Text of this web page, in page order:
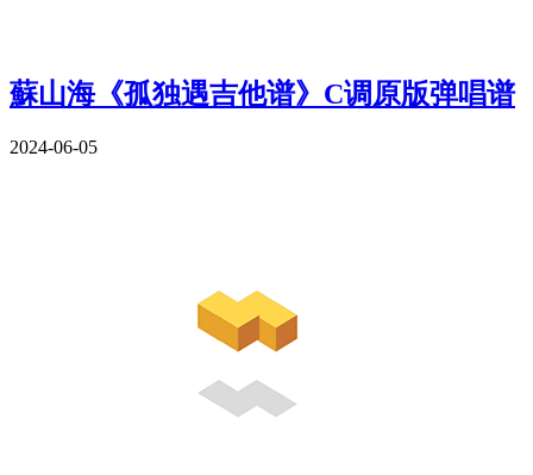
蘇山海《孤独遇吉他谱》C调原版弹唱谱
2024-06-05